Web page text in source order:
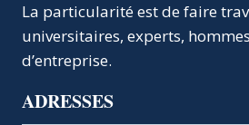
La particularité est de faire
universitaires, experts,
d’entreprise.
ADRESSES